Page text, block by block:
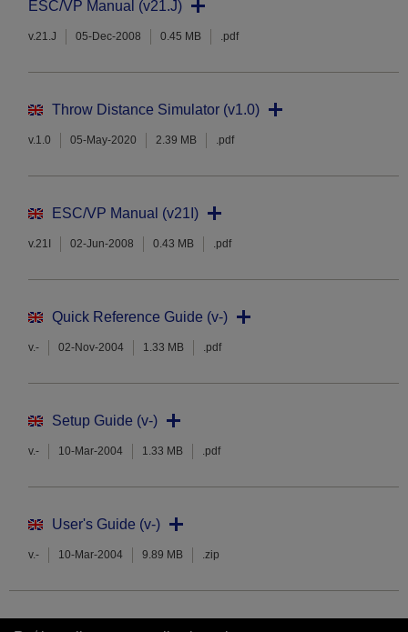
ESC/VP Manual (v21.J)
v.21.J 05-Dec-2008 0.45 MB .pdf
Throw Distance Simulator (v1.0)
v.1.0 05-May-2020 2.39 MB .pdf
ESC/VP Manual (v21I)
v.21I 02-Jun-2008 0.43 MB .pdf
Quick Reference Guide (v-)
v.- 02-Nov-2004 1.33 MB .pdf
Setup Guide (v-)
v.- 10-Mar-2004 1.33 MB .pdf
User's Guide (v-)
v.- 10-Mar-2004 9.89 MB .zip